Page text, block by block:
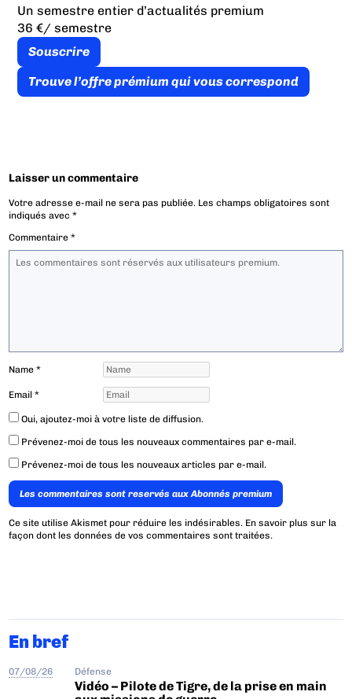
Un semestre entier d’actualités premium
36 €/ semestre
Souscrire
Trouve l’offre prémium qui vous correspond
Laisser un commentaire
Votre adresse e-mail ne sera pas publiée. Les champs obligatoires sont
indiqués avec*
Commentaire*
Name*
Email*
Oui, ajoutez-moi à votre liste de diffusion.
Prévenez-moi de tous les nouveaux commentaires par e-mail.
Prévenez-moi de tous les nouveaux articles par e-mail.
Les commentaires sont reservés aux Abonnés premium
Ce site utilise Akismet pour réduire les indésirables. En savoir plus sur la
façon dont les données de vos commentaires sont traitées.
En bref
07/08/26 Défense
Vidéo – Pilote de Tigre, de la prise en main